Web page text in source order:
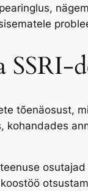
tõenäosust,